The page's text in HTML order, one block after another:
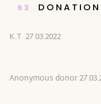
53
K.T. 27.03.2022
Anonymous donor